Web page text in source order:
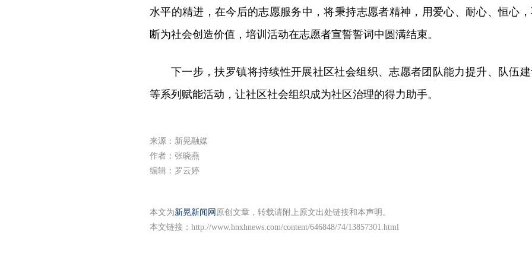
水平的精进，在今后的志愿服务中，将秉持志愿者精神，用爱心、耐心、恒心
断为社会创造价值，培训活动在志愿者宣誓誓词中圆满结束。
下一步，扶罗镇将持续性开展社区社会组织、志愿者团队能力提升、队伍
等系列赋能活动，让社区社会组织成为社区治理的得力助手。
来源：新晃融媒
作者：张晓燕
编辑：罗云婷
本文为新晃新闻网 原创文章，转载请附上原文出处链接和本声明。
本文链接： http://www.hnxhnews.com/content/646848/74/13857301.html